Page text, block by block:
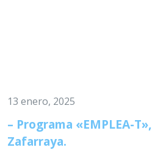
13 enero, 2025
– Programa «EMPLEA-
Zafarraya.